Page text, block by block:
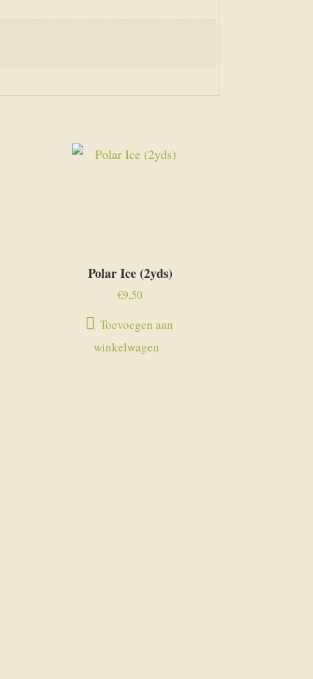
Polar Ice (2yds)
€9,50
Toevoegen aan
winkelwagen